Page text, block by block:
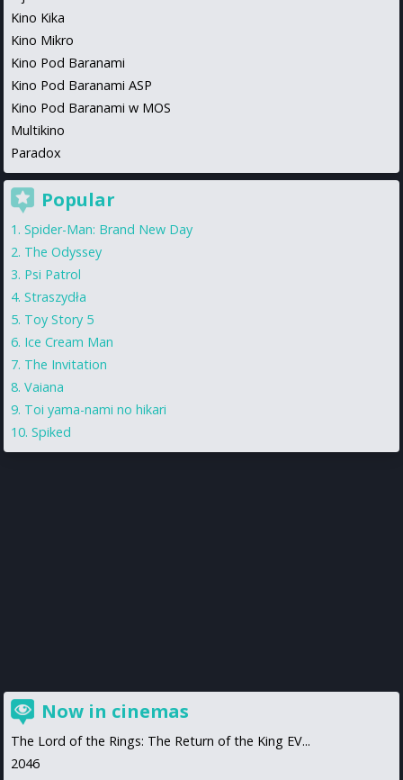
Kino Kika
Kino Mikro
Kino Pod Baranami
Kino Pod Baranami ASP
Kino Pod Baranami w MOS
Multikino
Paradox
Popular
Spider-Man: Brand New Day
The Odyssey
Psi Patrol
Straszydła
Toy Story 5
Ice Cream Man
The Invitation
Vaiana
Toi yama-nami no hikari
Spiked
Now in cinemas
The Lord of the Rings: The Return of the King EV...
2046